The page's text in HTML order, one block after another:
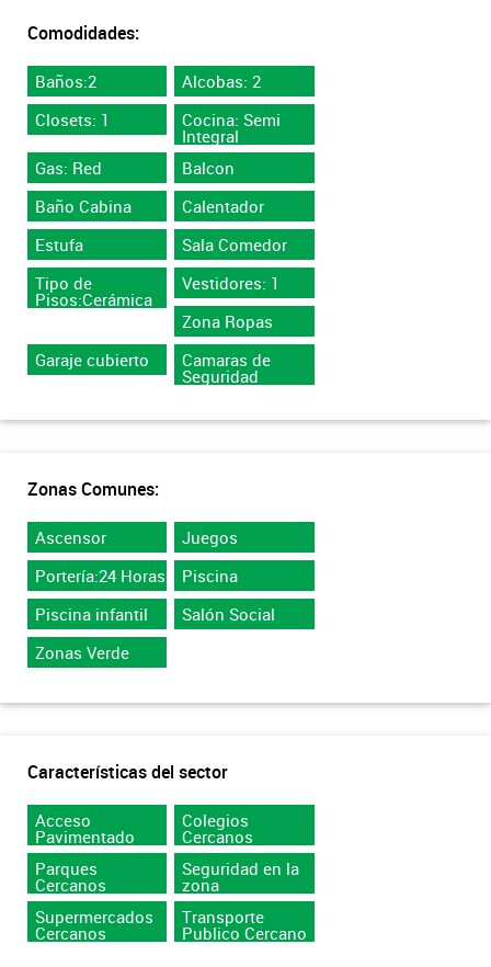
Comodidades:
Baños:2
Alcobas: 2
Closets: 1
Cocina: Semi
Integral
Gas: Red
Balcon
Baño Cabina
Calentador
Estufa
Sala Comedor
Tipo de
Pisos:Cerámica
Vestidores: 1
Zona Ropas
Garaje cubierto
Camaras de
Seguridad
Zonas Comunes:
Ascensor
Juegos
Portería:24 Horas
Piscina
Piscina infantil
Salón Social
Zonas Verde
Características del sector
Acceso
Pavimentado
Colegios
Cercanos
Parques
Cercanos
Seguridad en la
zona
Supermercados
Cercanos
Transporte
Publico Cercano